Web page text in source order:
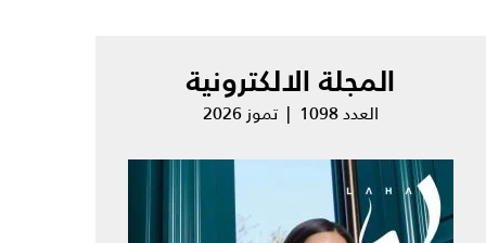
المجلة الالكترونية
العدد 1098 | تموز 2026